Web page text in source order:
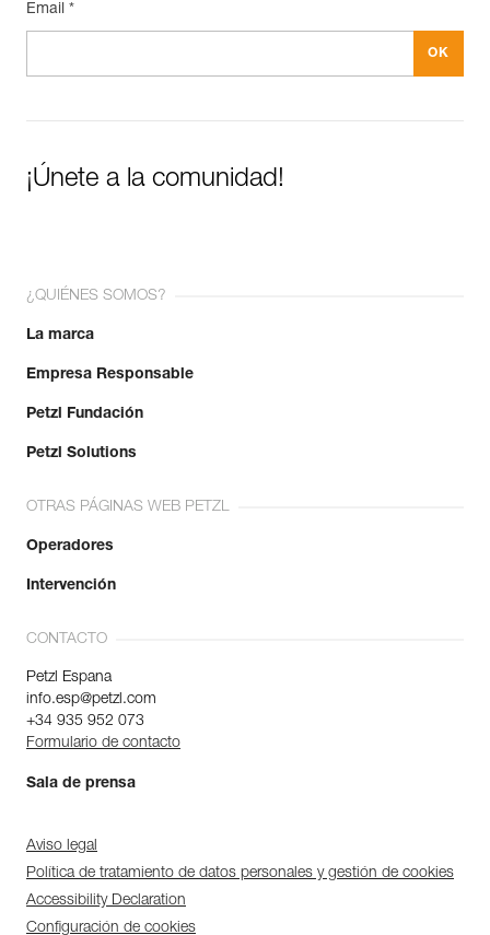
Email *
¡Únete a la comunidad!
¿QUIÉNES SOMOS?
La marca
Empresa Responsable
Petzl Fundación
Petzl Solutions
OTRAS PÁGINAS WEB PETZL
Operadores
Intervención
CONTACTO
Petzl Espana
info.esp@petzl.com
+34 935 952 073
Formulario de contacto
Sala de prensa
Aviso legal
Política de tratamiento de datos personales y gestión de cookies
Accessibility Declaration
Configuración de cookies